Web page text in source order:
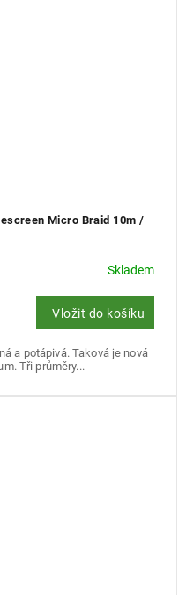
Micro Braid 10m /
Skladem
Vložit do košíku
a potápivá. Taková je nová
Tři průměry...